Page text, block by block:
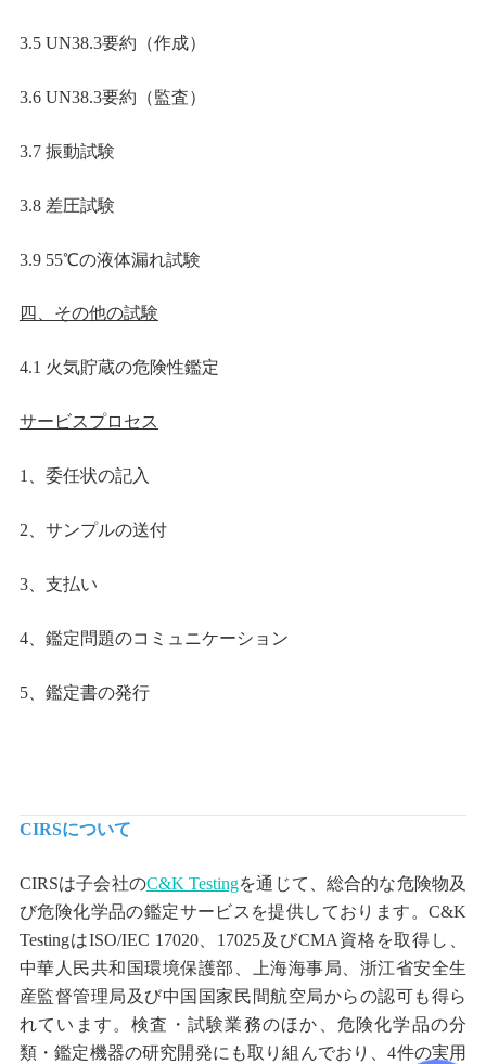
3.5 UN38.3要約（作成）
3.6 UN38.3要約（監査）
3.7 振動試験
3.8 差圧試験
3.9 55℃の液体漏れ試験
四、その他の試験
4.1 火気貯蔵の危険性鑑定
サービスプロセス
1 、委任状の記入
2 、サンプルの送付
3、支払い
4、鑑定問題のコミュニケーション
5、鑑定書の発行
CIRSについて
CIRSは子会社のC&K Testingを通じて、総合的な危険物及
び危険化学品の鑑定サービスを提供しております。C&K
TestingはISO/IEC 17020、 17025及びCMA 資格を取得し、
中華人民共和国環境保護部、上海海事局、浙江省安全生
産監督管理局及び中国国家民間航空局からの認可も得ら
れています。検査 ・ 試験業務のほか、危険化学品の分
類 ・鑑定機器の研究開発にも取り組んでおり、4件の実用